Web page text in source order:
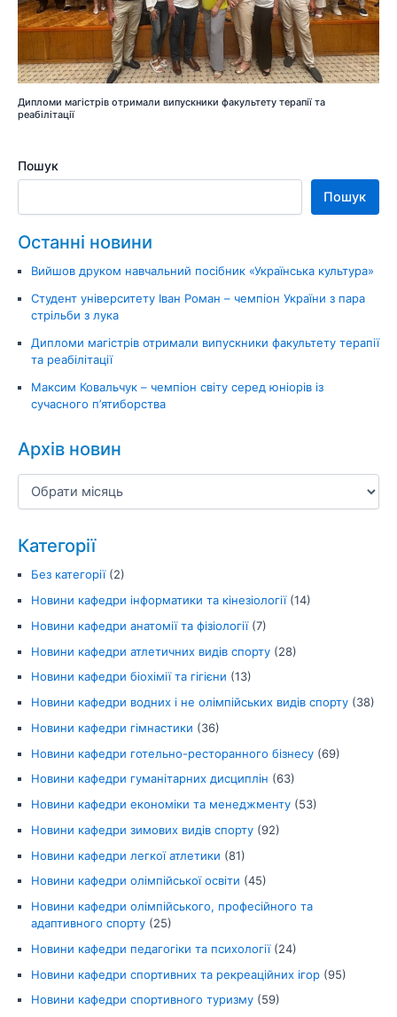
Дипломи магістрів отримали випускники факультету терапії та
реабілітації
Пошук
Пошук
Останні новини
Вийшов друком навчальний посібник «Українська культура»
Студент університету Іван Роман – чемпіон України з пара
стрільби з лука
Дипломи магістрів отримали випускники факультету терапії
та реабілітації
Максим Ковальчук – чемпіон світу серед юніорів із
сучасного п’ятиборства
Архів новин
Категорії
Без категорії(2)
Новини кафедри інформатики та кінезіології(14)
Новини кафедри анатомії та фізіології(7)
Новини кафедри атлетичних видів спорту (28)
Новини кафедри біохімії та гігієни (13)
Новини кафедри водних і не олімпійських видів спорту (38)
Новини кафедри гімнастики (36)
Новини кафедри готельно-ресторанного бізнесу (69)
Новини кафедри гуманітарних дисциплін (63)
Новини кафедри економіки та менеджменту (53)
Новини кафедри зимових видів спорту (92)
Новини кафедри легкої атлетики (81)
Новини кафедри олімпійської освіти (45)
Новини кафедри олімпійського, професійного та
адаптивного спорту (25)
Новини кафедри педагогіки та психології(24)
Новини кафедри спортивних та рекреаційних ігор (95)
Новини кафедри спортивного туризму (59)